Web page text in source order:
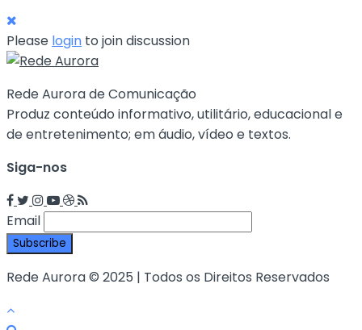
Please login to join discussion
Rede Aurora de Comunicação
Produz conteúdo informativo, utilitário, educacional e
de entretenimento; em áudio, vídeo e textos.
Siga-nos
Email
Rede Aurora © 2025 | Todos os Direitos Reservados